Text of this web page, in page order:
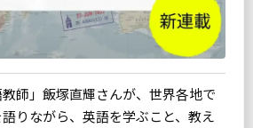
教師」飯塚直輝さんが、世界各地で
りながら、英語を学ぶこと、教え